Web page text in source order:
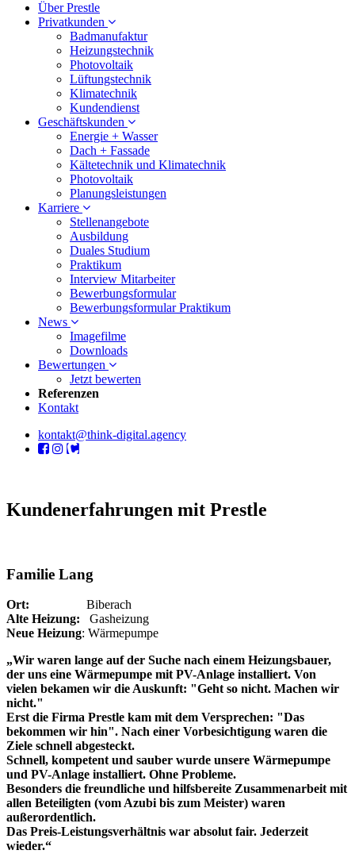
Über Prestle
Privatkunden
Badmanufaktur
Heizungstechnik
Photovoltaik
Lüftungstechnik
Klimatechnik
Kundendienst
Geschäftskunden
Energie + Wasser
Dach + Fassade
Kältetechnik und Klimatechnik
Photovoltaik
Planungsleistungen
Karriere
Stellenangebote
Ausbildung
Duales Studium
Praktikum
Interview Mitarbeiter
Bewerbungsformular
Bewerbungsformular Praktikum
News
Imagefilme
Downloads
Bewertungen
Jetzt bewerten
Referenzen
Kontakt
kontakt@think-digital.agency
Kundenerfahrungen mit Prestle
Familie Lang
Ort: Biberach
Alte Heizung: Gasheizung
Neue Heizung: Wärmepumpe
„Wir waren lange auf der Suche nach einem Heizungsbauer,
der uns eine Wärmepumpe mit PV-Anlage installiert. Von
vielen bekamen wir die Auskunft: "Geht so nicht. Machen wir
nicht."
Erst die Firma Prestle kam mit dem Versprechen: "Das
bekommen wir hin". Nach einer Vorbesichtigung waren die
Ziele schnell abgesteckt.
Schnell, kompetent und sauber wurde unsere Wärmepumpe
und PV-Anlage installiert. Ohne Probleme.
Besonders die freundliche und hilfsbereite Zusammenarbeit mit
allen Beteiligten (vom Azubi bis zum Meister) waren
außerordentlich.
Das Preis-Leistungsverhältnis war absolut fair. Jederzeit
wieder.“